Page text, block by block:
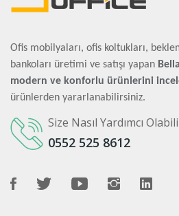
Ofis mobilyaları, ofis koltukları,
bankoları üretimi ve satışı yapan
modern ve konforlu ürünlerini
ürünlerden yararlanabilirsiniz.
Size Nasıl Yardımcı
0552 525 8612